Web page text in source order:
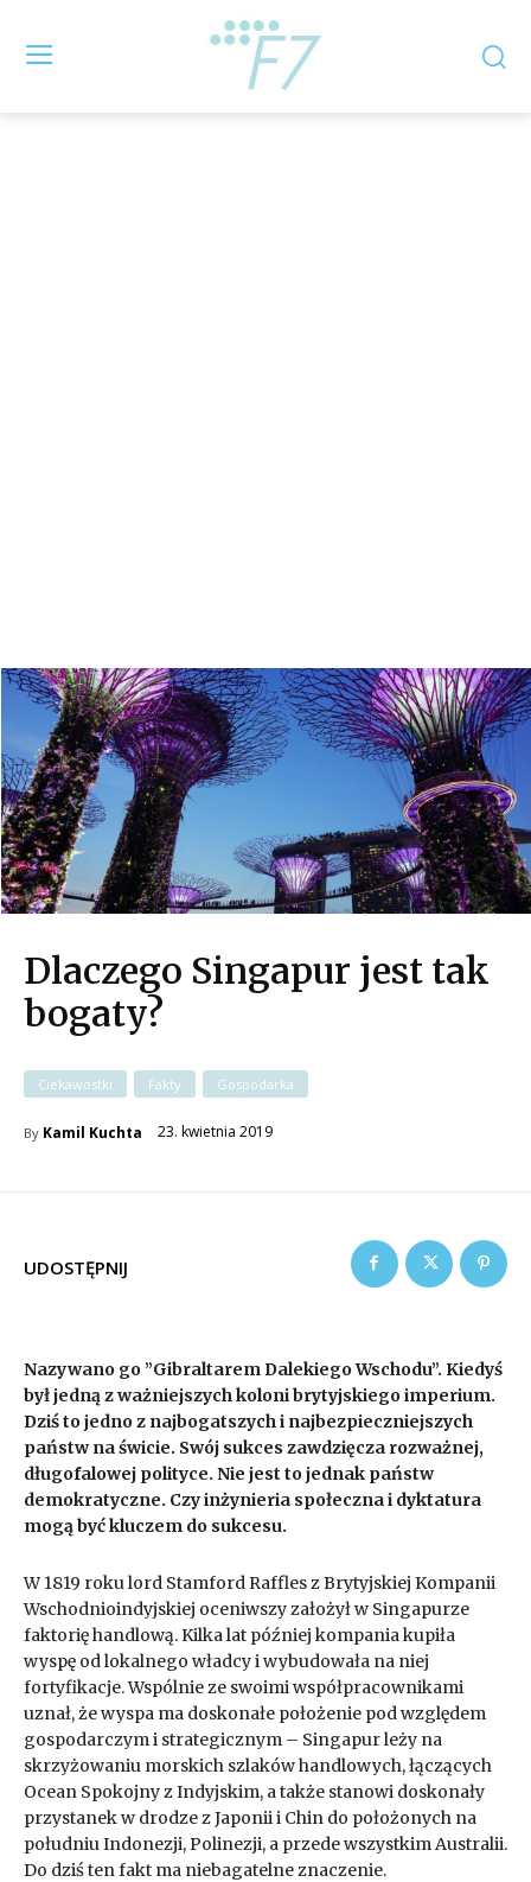
Dlaczego Singapur jest tak
bogaty?
Ciekawostki Fakty Gospodarka
By Kamil Kuchta 23. kwietnia 2019
UDOSTĘPNIJ
Nazywano go ”Gibraltarem Dalekiego Wschodu”. Kiedyś
był jedną z ważniejszych koloni brytyjskiego imperium.
Dziś to jedno z najbogatszych i najbezpieczniejszych
państw na świcie. Swój sukces zawdzięcza rozważnej,
długofalowej polityce. Nie jest to jednak państw
demokratyczne. Czy inżynieria społeczna i dyktatura
mogą być kluczem do sukcesu.
W 1819 roku lord Stamford Raffles z Brytyjskiej Kompanii
Wschodnioindyjskiej oceniwszy założył w Singapurze
faktorię handlową. Kilka lat później kompania kupiła
wyspę od lokalnego władcy i wybudowała na niej
fortyfikacje. Wspólnie ze swoimi współpracownikami
uznał, że wyspa ma doskonałe położenie pod względem
gospodarczym i strategicznym – Singapur leży na
skrzyżowaniu morskich szlaków handlowych, łączących
Ocean Spokojny z Indyjskim, a także stanowi doskonały
przystanek w drodze z Japonii i Chin do położonych na
południu Indonezji, Polinezji, a przede wszystkim Australii.
Do dziś ten fakt ma niebagatelne znaczenie.